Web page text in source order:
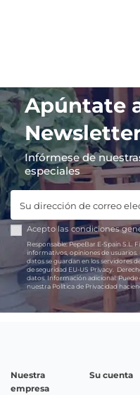
Apúntate
Infórmese de
especiales
Acepto las condiciones
Responsable:PepeBar E-Spain S.L.
informativos, opiniones de usuarios.
datos se guardan en los servidores
de seguridad EU-US Privacy.
datos.Información adicional:Puede
nuestra Política de Privacidad
Nuestra
empresa
Su cuenta